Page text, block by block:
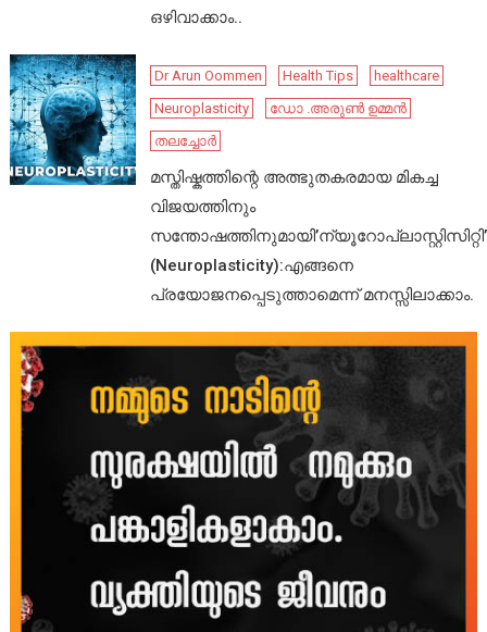
ഒഴിവാക്കാം..
Dr Arun Oommen Health Tips
healthcare
Neuroplasticity
ഡോ .അരുൺ ഉമ്മൻ
തലച്ചോർ
മസ്തിഷ്കത്തിന്റെ അത്ഭുതകരമായ മികച്ച
വിജയത്തിനും
സന്തോഷത്തിനുമായി’ന്യൂറോപ്ലാസ്റ്റിസിറ്റി’
(Neuroplasticity):എങ്ങനെ
പ്രയോജനപ്പെടുത്താമെന്ന് മനസ്സിലാക്കാം.